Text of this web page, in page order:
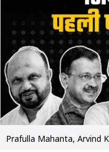
Prafulla Mahanta, Arvind